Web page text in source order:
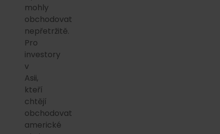
mohly
obchodovat
nepřetržitě.
Pro
investory
v
Asii,
kteří
chtějí
obchodovat
americké